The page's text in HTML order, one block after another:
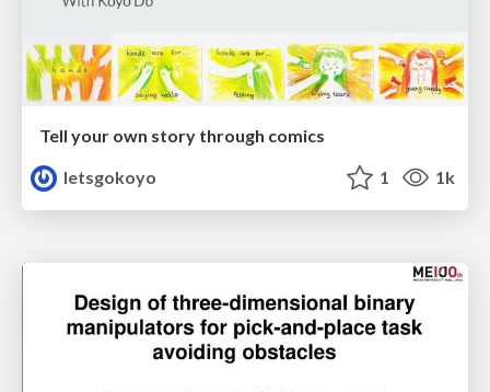
Tell your own story through comics
letsgokoyo
1 1k